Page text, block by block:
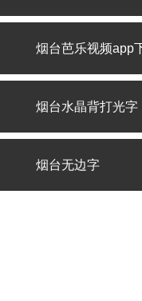
烟台芭乐视频app
烟台水晶背打光字
烟台无边字